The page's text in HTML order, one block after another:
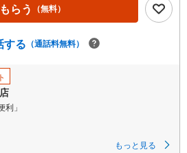
らう （無料）
する （通話料無料）
」
もっと見る